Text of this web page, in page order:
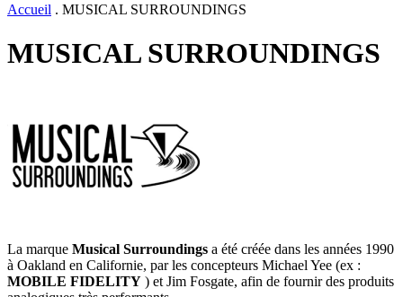
Accueil . MUSICAL SURROUNDINGS
MUSICAL SURROUNDINGS
La marque Musical Surroundings a été créée dans les années 1990
à Oakland en Californie, par les concepteurs Michael Yee (ex :
MOBILE FIDELITY ) et Jim Fosgate, afin de fournir des produits